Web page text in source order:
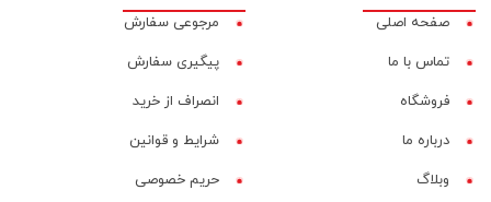
صفحه اصلی
تماس با ما
فروشگاه
درباره ما
وبلاگ
مرجوعی سفارش
پیگیری سفارش
انصراف از خرید
شرایط و قوانین
حریم خصوصی